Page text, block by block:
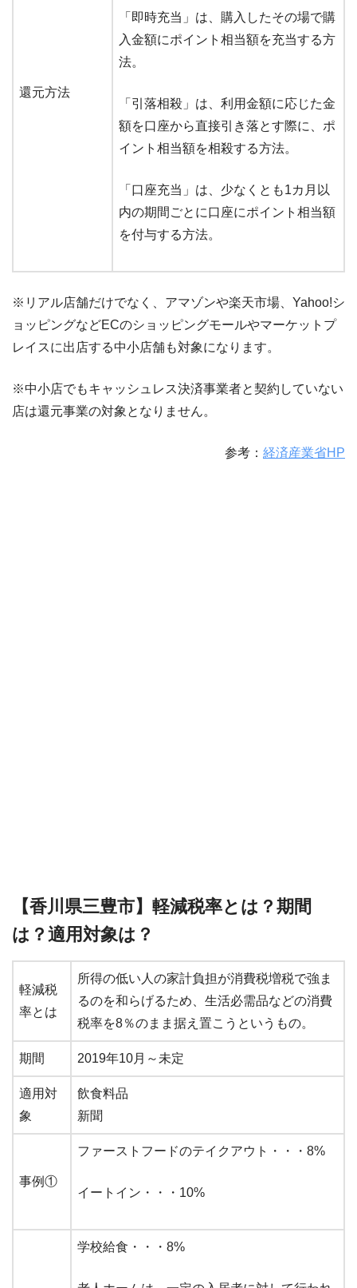
還元方法
「即時充当」は、購入したその場で購
入金額にポイント相当額を充当する方
法。
「引落相殺」は、利用金額に応じた金
額を口座から直接引き落とす際に、ポ
イント相当額を相殺する方法。
「口座充当」は、少なくとも1カ月以
内の期間ごとに口座にポイント相当額
を付与する方法。
※リアル店舗だけでなく、アマゾンや楽天市場、Yahoo!シ
ョッピングなどECのショッピングモールやマーケットプ
レイスに出店する中小店舗も対象になります。
※中小店でもキャッシュレス決済事業者と契約していない
店は還元事業の対象となりません。
参考： 経済産業省HP
【香川県三豊市】軽減税率とは？期間
は？適用対象は？
軽減税
率とは
所得の低い人の家計負担が消費税増税で強ま
るのを和らげるため、生活必需品などの消費
税率を8％のまま据え置こうというもの。
期間 2019年10月～未定
適用対
象
飲食料品
新聞
事例①
ファーストフードのテイクアウト・・・8%
イートイン・・・10%
学校給食・・・8%